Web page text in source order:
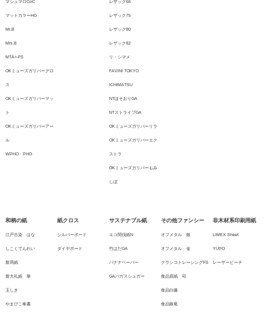
マシュマロCoC
マットカラーHG
Mr.B
Mrs.B
MTA+-FS
OKミューズガリバーグロ
ス
OKミューズガリバーマッ
ト
OKミューズガリバーアー
ル
WPHO・PHO
レザック66
レザック75
レザック80
レザック82
リ・シマメ
FAVINI TOKYO
ICHIMATSU
NTほそおりGA
NTストライプGA
OKミューズガリバーリラ
OKミューズガリバーエク
ストラ
OKミューズガリバーもみ
しぼ
和柄の紙
江戸古染 はな
しこくてんれい
新局紙
新大礼紙 華
玉しき
やまびこ奉書
紙クロス
シルバーボード
ダイヤボード
サステナブル紙
エコ間伐紙N
竹はだGA
バナナペーパー
GAバガスシュガー
その他ファンシー
オフメタル 銀
オフメタル 金
クラシコトレーシングFS
食品原紙 司
食品白藤
食品銀竜
非木材系印刷用紙
LIMEX Sheet
YUPO
レーザーピーチ